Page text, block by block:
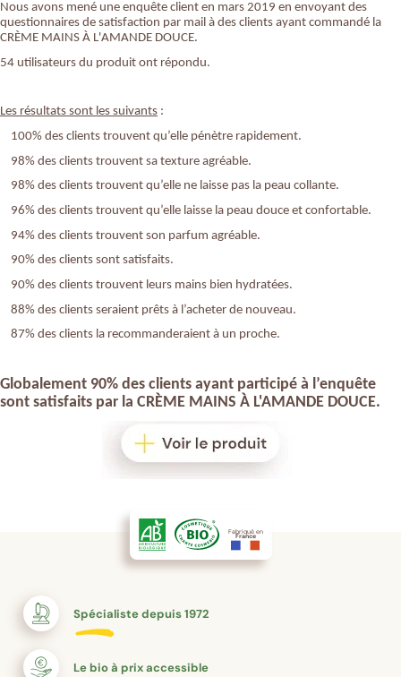
Nous avons mené une enquête client en mars 2019 en envoyant des
questionnaires de satisfaction par mail à des clients ayant commandé la
CRÈME MAINS À L'AMANDE DOUCE.
54 utilisateurs du produit ont répondu.
Les résultats sont les suivants :
100% des clients trouvent qu’elle pénètre rapidement.
98% des clients trouvent sa texture agréable.
98% des clients trouvent qu’elle ne laisse pas la peau collante.
96% des clients trouvent qu’elle laisse la peau douce et confortable.
94% des clients trouvent son parfum agréable.
90% des clients sont satisfaits.
90% des clients trouvent leurs mains bien hydratées.
88% des clients seraient prêts à l’acheter de nouveau.
87% des clients la recommanderaient à un proche.
Globalement 90% des clients ayant participé à l’enquête
sont satisfaits par la CRÈME MAINS À L'AMANDE DOUCE.
Fabriqué en
France
Spécialiste depuis 1972
Le bio à prix accessible